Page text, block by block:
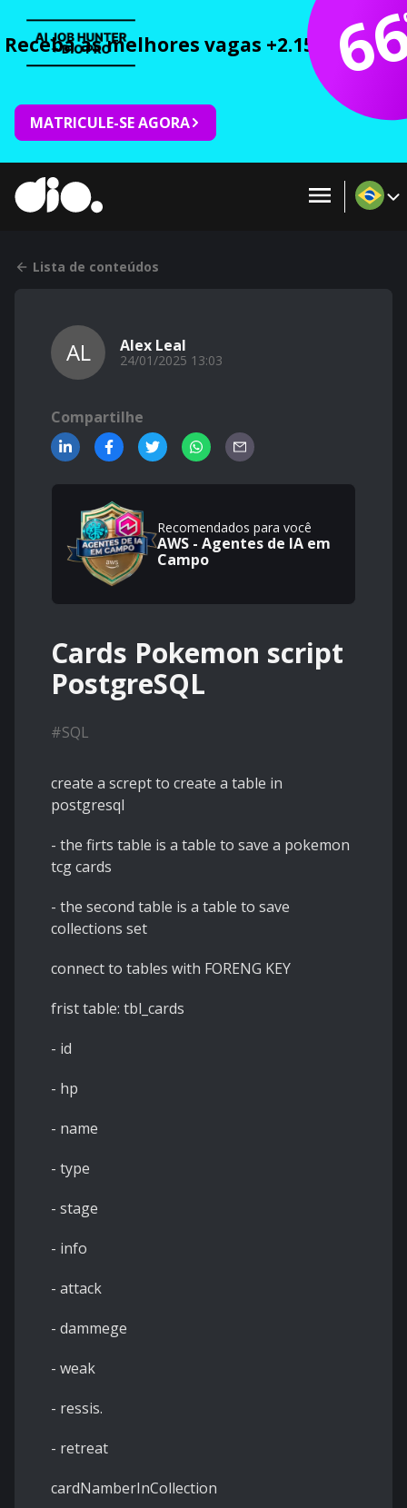
Receba as melhores vagas +2.150 cursos
MATRICULE-SE AGORA
Lista de conteúdos
AL Alex Leal
24/01/2025 13:03
Compartilhe
Recomendados para você
AWS - Agentes de IA em
Campo
Cards Pokemon script
PostgreSQL
#SQL
create a scrept to create a table in
postgresql
- the firts table is a table to save a pokemon
tcg cards
- the second table is a table to save
collections set
connect to tables with FORENG KEY
frist table: tbl_cards
- id
- hp
- name
- type
- stage
- info
- attack
- dammege
- weak
- ressis.
- retreat
cardNamberInCollection